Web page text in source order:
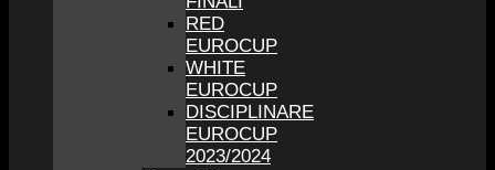
RED
EUROCUP
WHITE
EUROCUP
DISCIPLINARE
EUROCUP
2023/2024